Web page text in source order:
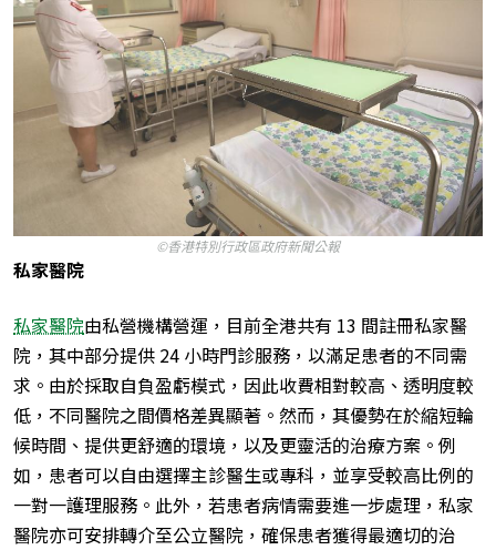
©香港特別行政區政府新聞公報
私家醫院
私家醫院由私營機構營運，目前全港共有 13 間註冊私家醫
院，其中部分提供 24 小時門診服務，以滿足患者的不同需
求。由於採取自負盈虧模式，因此收費相對較高、透明度較
低，不同醫院之間價格差異顯著。然而，其優勢在於縮短輪
候時間、提供更舒適的環境，以及更靈活的治療方案。例
如，患者可以自由選擇主診醫生或專科，並享受較高比例的
一對一護理服務。此外，若患者病情需要進一步處理，私家
醫院亦可安排轉介至公立醫院，確保患者獲得最適切的治